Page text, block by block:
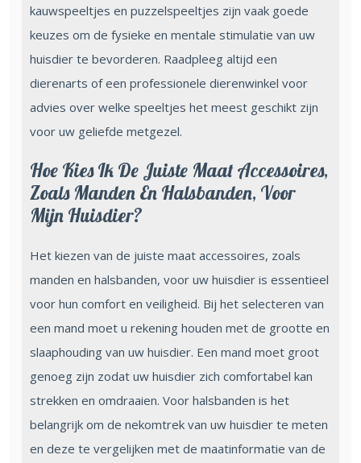
kauwspeeltjes en puzzelspeeltjes zijn vaak goede
keuzes om de fysieke en mentale stimulatie van uw
huisdier te bevorderen. Raadpleeg altijd een
dierenarts of een professionele dierenwinkel voor
advies over welke speeltjes het meest geschikt zijn
voor uw geliefde metgezel.
Hoe Kies Ik De Juiste Maat Accessoires,
Zoals Manden En Halsbanden, Voor
Mijn Huisdier?
Het kiezen van de juiste maat accessoires, zoals
manden en halsbanden, voor uw huisdier is essentieel
voor hun comfort en veiligheid. Bij het selecteren van
een mand moet u rekening houden met de grootte en
slaaphouding van uw huisdier. Een mand moet groot
genoeg zijn zodat uw huisdier zich comfortabel kan
strekken en omdraaien. Voor halsbanden is het
belangrijk om de nekomtrek van uw huisdier te meten
en deze te vergelijken met de maatinformatie van de